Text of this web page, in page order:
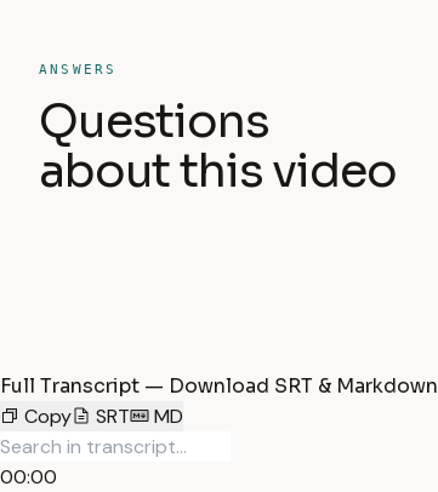
ANSWERS
Questions
about this video
Full Transcript — Download SRT & Markdown
Copy
SRT MD
00:00